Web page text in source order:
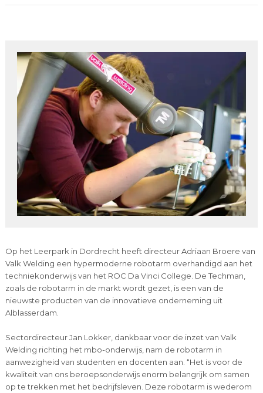
Op het Leerpark in Dordrecht heeft directeur Adriaan Broere van
Valk Welding een hypermoderne robotarm overhandigd aan het
techniekonderwijs van het ROC Da Vinci College. De Techman,
zoals de robotarm in de markt wordt gezet, is een van de
nieuwste producten van de innovatieve onderneming uit
Alblasserdam.
Sectordirecteur Jan Lokker, dankbaar voor de inzet van Valk
Welding richting het mbo-onderwijs, nam de robotarm in
aanwezigheid van studenten en docenten aan. “Het is voor de
kwaliteit van ons beroepsonderwijs enorm belangrijk om samen
op te trekken met het bedrijfsleven. Deze robotarm is wederom